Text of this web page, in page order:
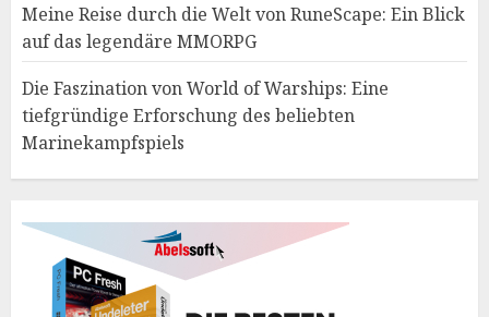
Meine Reise durch die Welt von RuneScape: Ein Blick
auf das legendäre MMORPG
Die Faszination von World of Warships: Eine
tiefgründige Erforschung des beliebten
Marinekampfspiels